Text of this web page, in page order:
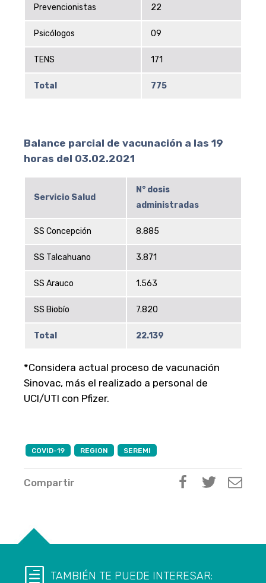
Prevencionistas 22
Psicólogos 09
TENS 171
Total 775
Balance parcial de vacunación a las 19
horas del 03.02.2021
Servicio Salud
N° dosis
administradas
SS Concepción 8.885
SS Talcahuano 3.871
SS Arauco 1.563
SS Biobío 7.820
Total 22.139
*Considera actual proceso de vacunación
Sinovac, más el realizado a personal de
UCI/UTI con Pfizer.
COVID-19 REGION SEREMI
Compartir
TAMBIÉN TE PUEDE INTERESAR: